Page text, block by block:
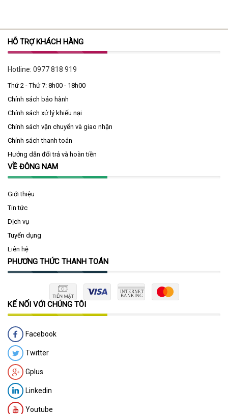
HỖ TRỢ KHÁCH HÀNG
Hotline: 0977 818 919
Thứ 2 - Thứ 7: 8h00 - 18h00
Chính sách bảo hành
Chính sách xử lý khiếu nại
Chính sách vận chuyển và giao nhận
Chính sách thanh toán
Hướng dẫn đổi trả và hoàn tiền
VỀ ĐÔNG NAM
Giới thiệu
Tin tức
Dịch vụ
Tuyển dụng
Liên hệ
PHƯƠNG THỨC THANH TOÁN
KẾ NỐI VỚI CHÚNG TÔI
Facebook
Twitter
Gplus
Linkedin
Youtube